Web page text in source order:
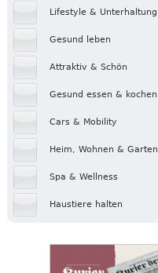
Lifestyle & Unterhaltung
Gesund leben
Attraktiv & Schön
Gesund essen & kochen
Cars & Mobility
Heim, Wohnen & Garten
Spa & Wellness
Haustiere halten